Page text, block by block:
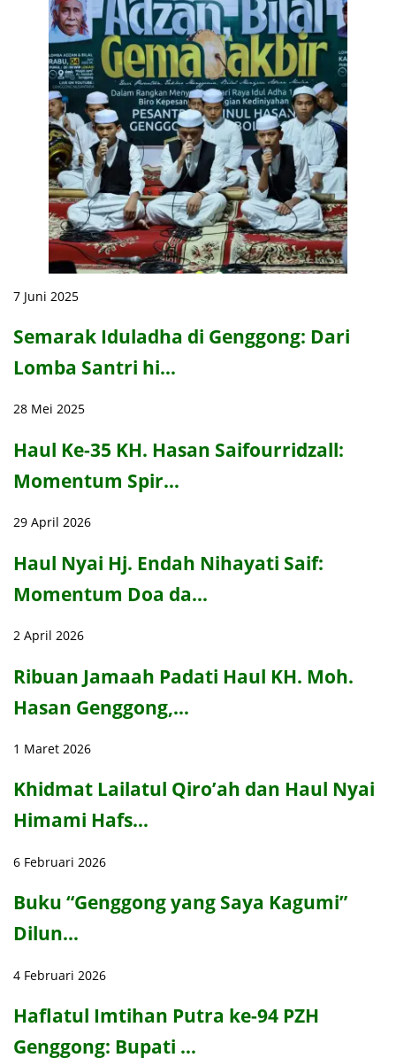
7 Juni 2025
Semarak Iduladha di Genggong: Dari
Lomba Santri hi…
28 Mei 2025
Haul Ke-35 KH. Hasan Saifourridzall:
Momentum Spir…
29 April 2026
Haul Nyai Hj. Endah Nihayati Saif:
Momentum Doa da…
2 April 2026
Ribuan Jamaah Padati Haul KH. Moh.
Hasan Genggong,…
1 Maret 2026
Khidmat Lailatul Qiro’ah dan Haul Nyai
Himami Hafs…
6 Februari 2026
Buku “Genggong yang Saya Kagumi”
Dilun…
4 Februari 2026
Haflatul Imtihan Putra ke-94 PZH
Genggong: Bupati …